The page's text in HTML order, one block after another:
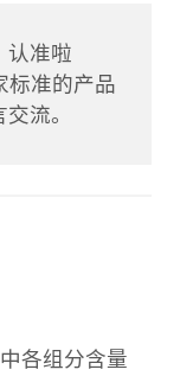
认准啦
标准的产品
流。
各组分含量